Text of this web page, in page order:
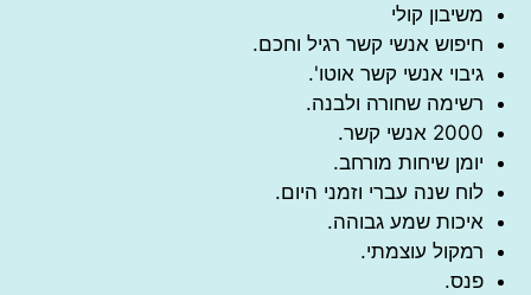
משיבון קולי
חיפוש אנשי קשר רגיל וחכם.
גיבוי אנשי קשר אוטו'.
רשימה שחורה ולבנה.
2000 אנשי קשר.
יומן שיחות מורחב.
לוח שנה עברי וזמני היום.
איכות שמע גבוהה.
רמקול עוצמתי.
פנס.